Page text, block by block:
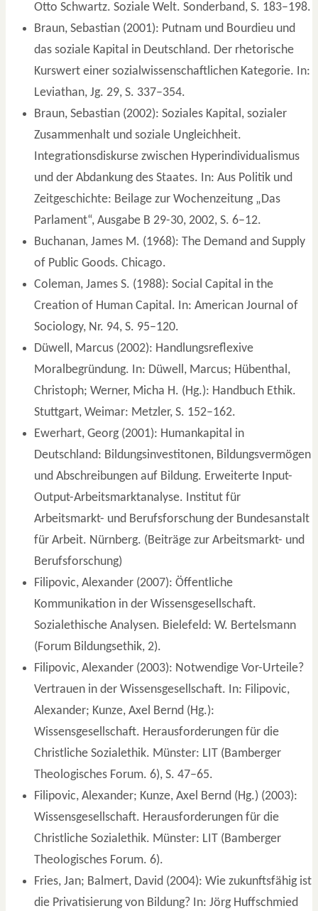
Otto Schwartz. Soziale Welt. Sonderband, S. 183–198.
Braun, Sebastian (2001): Putnam und Bourdieu und
das soziale Kapital in Deutschland. Der rhetorische
Kurswert einer sozialwissenschaftlichen Kategorie. In:
Leviathan, Jg. 29, S. 337–354.
Braun, Sebastian (2002): Soziales Kapital, sozialer
Zusammenhalt und soziale Ungleichheit.
Integrationsdiskurse zwischen Hyperindividualismus
und der Abdankung des Staates. In: Aus Politik und
Zeitgeschichte: Beilage zur Wochenzeitung „Das
Parlament“, Ausgabe B 29-30, 2002, S. 6–12.
Buchanan, James M. (1968): The Demand and Supply
of Public Goods. Chicago.
Coleman, James S. (1988): Social Capital in the
Creation of Human Capital. In: American Journal of
Sociology, Nr. 94, S. 95–120.
Düwell, Marcus (2002): Handlungsreflexive
Moralbegründung. In: Düwell, Marcus; Hübenthal,
Christoph; Werner, Micha H. (Hg.): Handbuch Ethik.
Stuttgart, Weimar: Metzler, S. 152–162.
Ewerhart, Georg (2001): Humankapital in
Deutschland: Bildungsinvestitonen, Bildungsvermögen
und Abschreibungen auf Bildung. Erweiterte Input-
Output-Arbeitsmarktanalyse. Institut für
Arbeitsmarkt- und Berufsforschung der Bundesanstalt
für Arbeit. Nürnberg. (Beiträge zur Arbeitsmarkt- und
Berufsforschung)
Filipovic, Alexander (2007): Öffentliche
Kommunikation in der Wissensgesellschaft.
Sozialethische Analysen. Bielefeld: W. Bertelsmann
(Forum Bildungsethik, 2).
Filipovic, Alexander (2003): Notwendige Vor-Urteile?
Vertrauen in der Wissensgesellschaft. In: Filipovic,
Alexander; Kunze, Axel Bernd (Hg.):
Wissensgesellschaft. Herausforderungen für die
Christliche Sozialethik. Münster: LIT (Bamberger
Theologisches Forum. 6), S. 47–65.
Filipovic, Alexander; Kunze, Axel Bernd (Hg.) (2003):
Wissensgesellschaft. Herausforderungen für die
Christliche Sozialethik. Münster: LIT (Bamberger
Theologisches Forum. 6).
Fries, Jan; Balmert, David (2004): Wie zukunftsfähig ist
die Privatisierung von Bildung? In: Jörg Huffschmied